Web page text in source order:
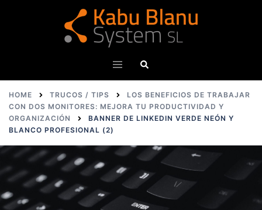
ToggleSearch
HOME TRUCOS / TIPS
LOS BENEFICIOS DE TRABAJAR
CON DOS MONITORES: MEJORA TU PRODUCTIVIDAD Y
ORGANIZACIÓN
BANNER DE LINKEDIN VERDE NEÓN Y
BLANCO PROFESIONAL (2)